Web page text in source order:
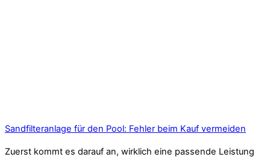
Sandfilteranlage für den Pool: Fehler beim Kauf vermeiden
Zuerst kommt es darauf an, wirklich eine passende Leistung